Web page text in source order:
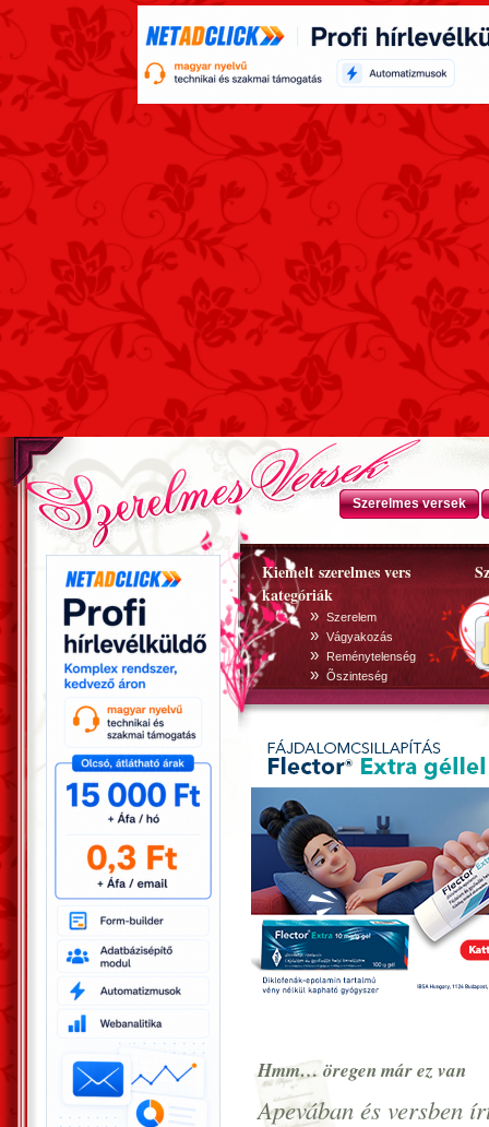
Szerelmes versek
Kiemelt szerelmes vers
kategóriák
» Szerelem
» Vágyakozás
» Reménytelenség
» Õszinteség
Hmm… öregen már ez van
Apevában és versben